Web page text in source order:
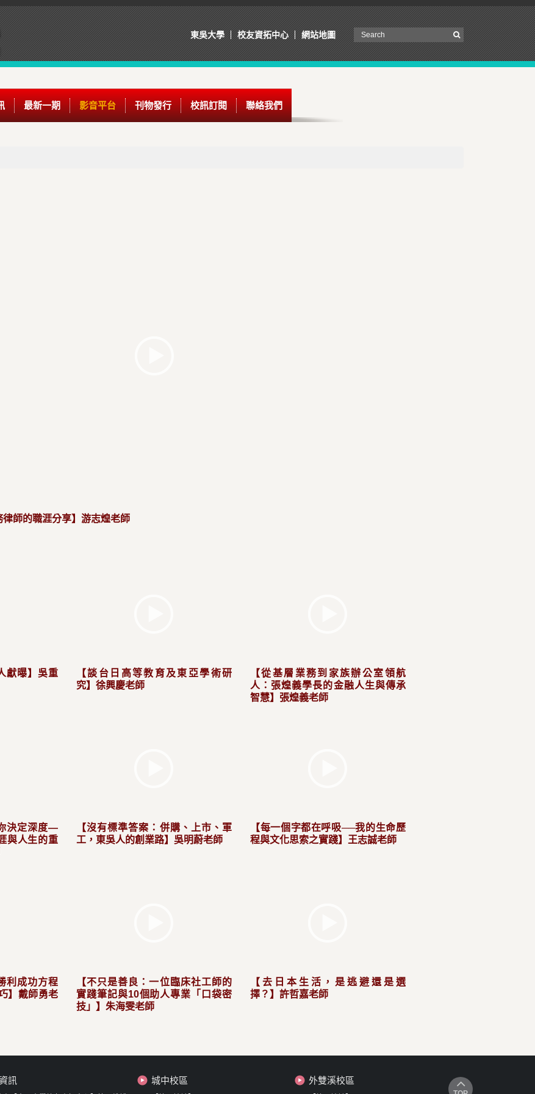
東吳大學 校友資拓中心 網站地圖
最新一期 影音平台 刊物發行 校訊訂閱 聯絡我們
律師的職涯分享】游志煌老師
獻曝】吳重
【談台日高等教育及東亞學術研
究】徐興慶老師
【從基層業務到家族辦公室領航
人：張煌義學長的金融人生與傳承
智慧】張煌義老師
決定深度—
與人生的重
【沒有標準答案：併購、上市、軍
工，東吳人的創業路】吳明蔚老師
【每一個字都在呼吸──我的生命歷
程與文化思索之實踐】王志誠老師
利成功方程
】戴師勇老
【不只是善良：一位臨床社工師的
實踐筆記與10個助人專業「口袋密
技」】朱海雯老師
【去日本生活，是逃避還是選
擇？】許哲嘉老師
訊 城中校區 外雙溪校區